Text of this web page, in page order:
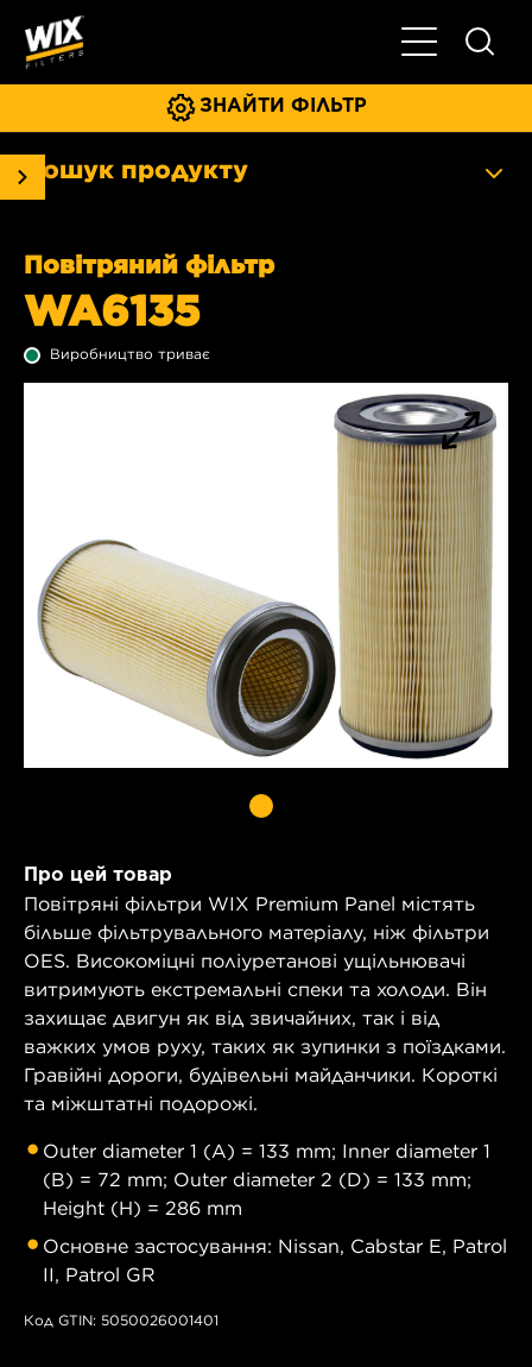
Увімкнути/
ЗНАЙТИ ФІЛЬТР
Пошук продукту
Повітряний фільтр
WA6135
Виробництво триває
Про цей товар
Повітряні фільтри WIX Premium Panel містять
більше фільтрувального матеріалу, ніж фільтри
OES. Високоміцні поліуретанові ущільнювачі
витримують екстремальні спеки та холоди. Він
захищає двигун як від звичайних, так і від
важких умов руху, таких як зупинки з поїздками.
Гравійні дороги, будівельні майданчики. Короткі
та міжштатні подорожі.
Outer diameter 1 (A) = 133 mm; Inner diameter 1
(B) = 72 mm; Outer diameter 2 (D) = 133 mm;
Height (H) = 286 mm
Основне застосування: Nissan, Cabstar E, Patrol
II, Patrol GR
Код GTIN: 5050026001401